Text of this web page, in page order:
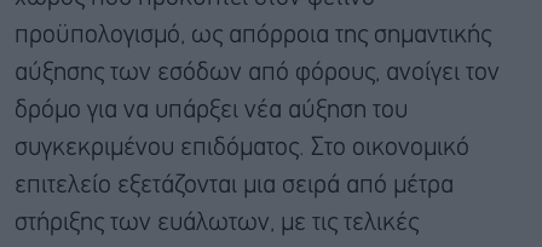
προϋπολογισμό, ως απόρροια της σημαντικής
αύξησης των εσόδων από φόρους, ανοίγει τον
δρόμο για να υπάρξει νέα αύξηση του
συγκεκριμένου επιδόματος. Στο οικονομικό
επιτελείο εξετάζονται μια σειρά από μέτρα
στήριξης των ευάλωτων, με τις τελικές